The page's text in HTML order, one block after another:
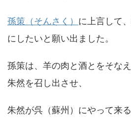
孫策（そんさく） に上言して
にしたいと願い出ました。
孫策は、羊の肉と酒とをそな
朱然を召し出させ、
朱然が呉（蘇州）にやって来る